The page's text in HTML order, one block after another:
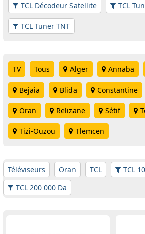
TCL Décodeur Satellite TCL
TCL Tuner TNT
TV Tous Alger Annaba
Bejaia Blida Constantine
Oran Relizane Sétif
Tizi-Ouzou Tlemcen
Téléviseurs Oran TCL
TCL
TCL 200 000 Da